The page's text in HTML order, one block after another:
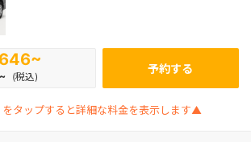
(税込)
予約する
をタップすると詳細な料金を表示します▲